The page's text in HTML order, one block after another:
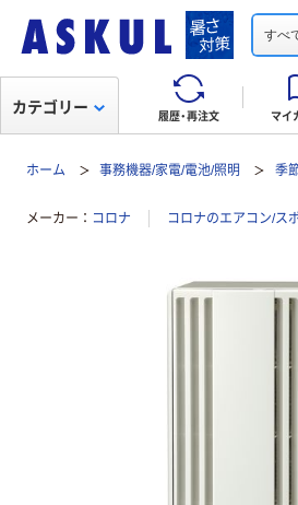
すべ
履歴・再注文 マイ
カテゴリー
ホーム 事務機器/家電/電池/照明 季
メーカー コロナ コロナのエアコン/ス